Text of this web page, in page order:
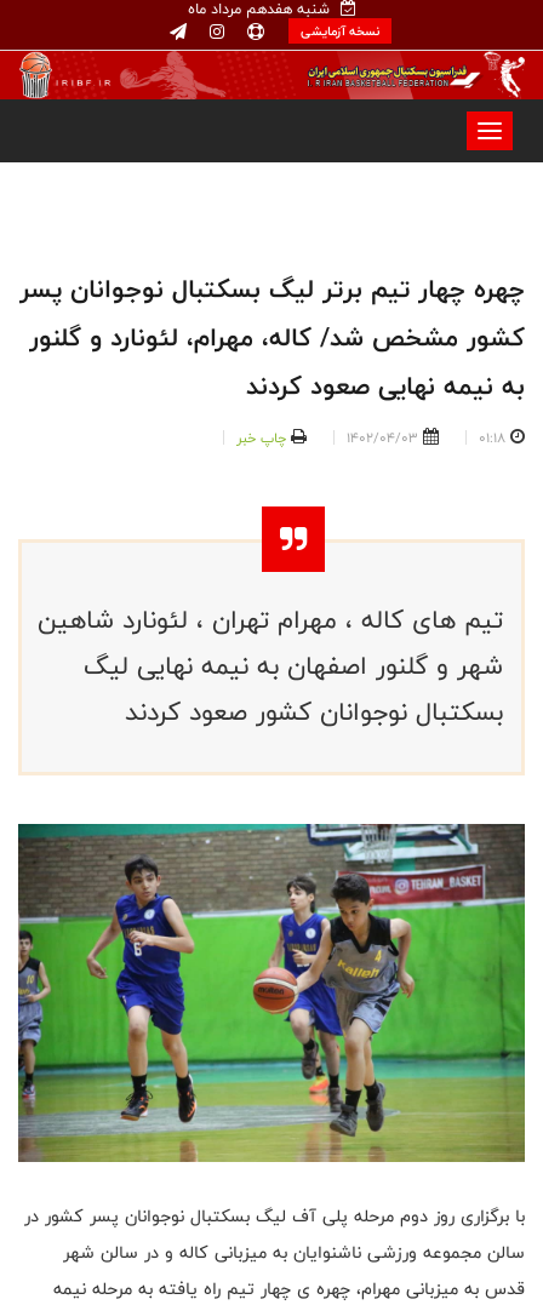
شنبه هفدهم مرداد ماه
نسخه آزمایشی
چهره چهار تیم برتر لیگ بسکتبال نوجوانان پسر
کشور مشخص شد/ کاله، مهرام، لئونارد و گلنور
به نیمه نهایی صعود کردند
01:18
1402/04/03 چاپ خبر
تیم های کاله ، مهرام تهران ، لئونارد شاهین
شهر و گلنور اصفهان به نیمه نهایی لیگ
بسکتبال نوجوانان کشور صعود کردند
با برگزاری روز دوم مرحله پلی آف لیگ بسکتبال نوجوانان پسر کشور در
سالن مجموعه ورزشی ناشنوایان به میزبانی کاله و در سالن شهر
قدس به میزبانی مهرام، چهره ی چهار تیم راه یافته به مرحله نیمه